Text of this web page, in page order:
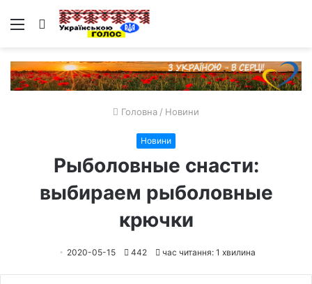
Меню Пошук
Головна / Новини
Новини
Рыболовные снасти:
выбираем рыболовные
крючки
2020-05-15 442 час читання: 1 хвилина